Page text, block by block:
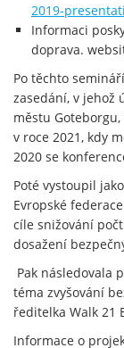
2019-
Informaci
doprava.
Po těchto
zasedání, v jehož
městu
v roce 2021, kdy
2020 se
Poté vystoupil
Evropské
cíle snižování
dosažení
Pak následovala
téma zvyšování
ředitelka Walk 21
Informace o